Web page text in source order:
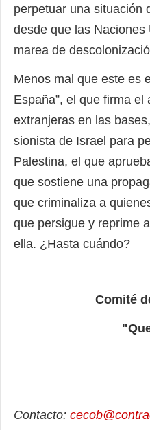
perpetuar una situación
desde que las
marea de
Menos mal que este es
España”, el que firma
extranjeras en las
sionista de Israel para
Palestina, el que
que sostiene una
que criminaliza a
que persigue y reprime
ella. ¿Hasta cuándo?
Comité
Contacto: